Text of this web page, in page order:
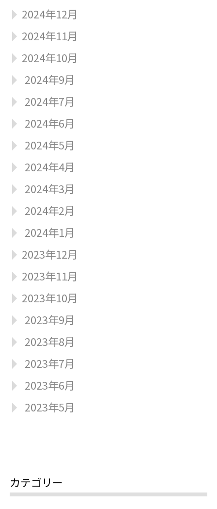
2024年12月
2024年11月
2024年10月
2024年9月
2024年7月
2024年6月
2024年5月
2024年4月
2024年3月
2024年2月
2024年1月
2023年12月
2023年11月
2023年10月
2023年9月
2023年8月
2023年7月
2023年6月
2023年5月
カテゴリー